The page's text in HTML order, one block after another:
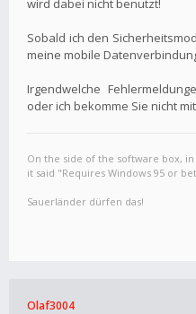
Sobald ich den
meine mobile
Irgendwelche
oder ich bekomme Sie nicht
On the side of the software box,
it said "Requires Windows 95 or
Sauerländer dürfen das!
Olaf3004